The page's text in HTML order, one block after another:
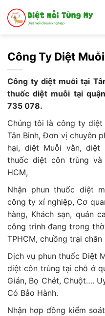
qua
Công Ty Diệt
Công ty diệt muỗi tại
thuốc diệt muỗi tại
735 078.
Chúng tôi là công ty diệt
Tân Bình, Đơn vị chuyên
hại, diệt Muỗi vằn,
thuốc diệt côn trùng
HCM,
Nhận phun thuốc diệt
công ty xí nghiệp, Cơ
hàng, Khách sạn, quán
công trình đang trong
TPHCM, chuồng trại
Dịch vụ phun thuốc Diệt
diệt côn trùng tại chỗ ở
Gián, Bọ Chét, Chuột….
Có Bảo Hành.
Nhận hợp đồng kiểm